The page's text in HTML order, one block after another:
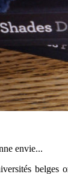
envie...
belges